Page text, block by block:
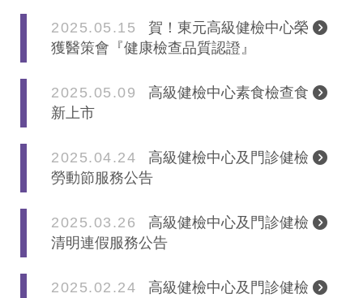
2025.05.15
賀！東元高級健檢中心榮
獲醫策會『健康檢查品質認證』
2025.05.09
高級健檢中心素食檢查食
新上市
2025.04.24
高級健檢中心及門診健檢
勞動節服務公告
2025.03.26
高級健檢中心及門診健檢
清明連假服務公告
2025.02.24
高級健檢中心及門診健檢